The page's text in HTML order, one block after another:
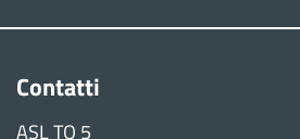
Contatti
ASL TO 5